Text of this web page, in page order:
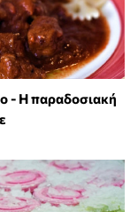
- Η παραδοσιακή